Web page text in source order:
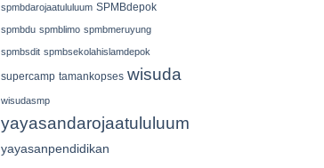
spmbdarojaatululuum SPMBdepok
spmbdu spmblimo spmbmeruyung
spmbsdit spmbsekolahislamdepok
supercamp tamankopses wisuda
wisudasmp
yayasandarojaatululuum
yayasanpendidikan